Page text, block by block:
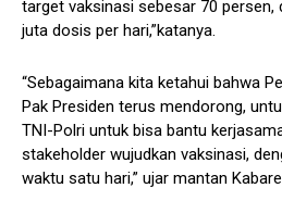
target vaksinasi sebesar 70 persen,
juta dosis per hari,”katanya.
“Sebagaimana kita ketahui bahwa
Pak Presiden terus mendorong,
TNI-Polri untuk bisa bantu
stakeholder wujudkan vaksinasi,
waktu satu hari,” ujar mantan